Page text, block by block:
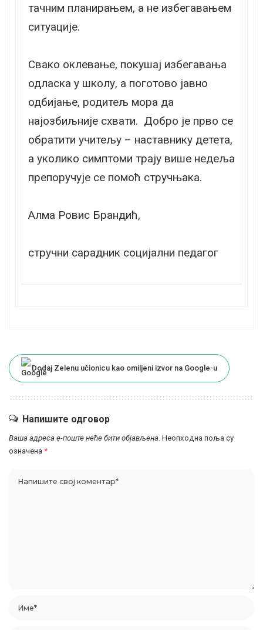
тачним планирањем, а не избегавањем
ситуације.
Свако оклевање, покушај избегавања
одласка у школу, а поготово јавно
одбијање, родитељ мора да
најозбиљније схвати. Добро је прво се
обратити учитељу – наставнику детета,
а уколико симптоми трају више недеља
препоручује се помоћ стручњака.
Алма Ровис Брандић,
стручни сарадник социјални педагог
Dodaj Zelenu učionicu kao omiljeni izvor na Google-u
Напишите одговор
Ваша адреса е-поште неће бити објављена. Неопходна поља су
означена *